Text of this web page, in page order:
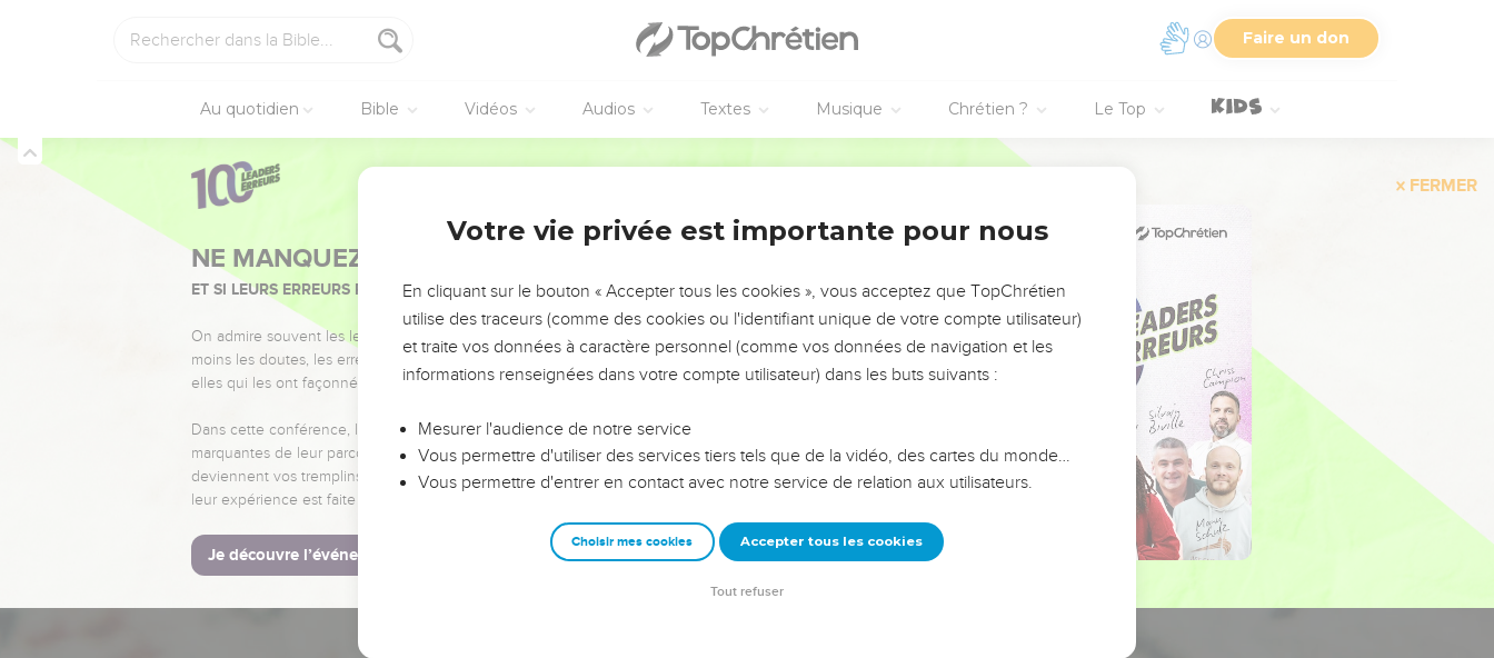
Faire un don
Au quotidien Bible Vidéos Audios Textes Musique Chrétien ? Le Top
FERMER
NE MANQUEZ PAS L’ÉVÉNEMENT DE L’ANNÉE !
ET SI LEURS ERREURS POUVAIENT VOUS ÉVITER LES VOTRES ?
On admire souvent les leaders pour leurs réussites, leur impact, leur foi ou leur vision. Mais on voit
moins les doutes, les erreurs et les saisons difficiles qu'ils ont traversés, alors même que ce sont
elles qui les ont façonnés.
Dans cette conférence, leaders, entrepreneurs, et responsables reviennent sur les erreurs
marquantes de leur parcours et les clés pour avancer avec plus de sagesse afin que leurs erreurs
deviennent vos tremplins. Que vous guidiez un ministère, une équipe, un groupe ou une famille,
leur expérience est faite pour vous.
Je découvre l’événement
Votre vie privée est importante pour nous
En cliquant sur le bouton « Accepter tous les cookies », vous acceptez que TopChrétien
utilise des traceurs (comme des cookies ou l'identifiant unique de votre compte utilisateur)
et traite vos données à caractère personnel (comme vos données de navigation et les
informations renseignées dans votre compte utilisateur) dans les buts suivants :
Mesurer l'audience de notre service
Vous permettre d'utiliser des services tiers tels que de la vidéo, des cartes du monde…
Vous permettre d'entrer en contact avec notre service de relation aux utilisateurs.
Choisir mes cookies Accepter tous les cookies
Tout refuser